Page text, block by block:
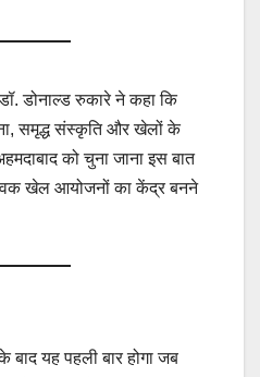
डोनाल्ड रुकारे ने कहा कि
समृद्ध संस्कृति और खेलों के
को चुना जाना इस बात
खेल आयोजनों का केंद्र बनने
यह पहली बार होगा जब